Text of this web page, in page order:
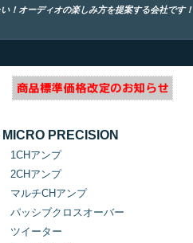
！オーディオの楽しみ方を提案する会社です！
MICRO PRECISION
1CHアンプ
2CHアンプ
マルチCHアンプ
パッシブクロスオーバー
ツイーター